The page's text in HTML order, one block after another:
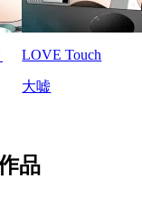
LOVE Touch
大嘘
品